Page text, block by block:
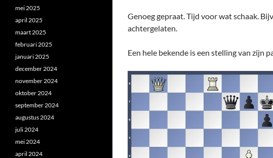
Genoeg gepraat. Tijd voor wat schaak.
achtergelaten.
Een hele bekende is een stelling van zijn
mei 2025
april 2025
maart 2025
februari 2025
januari 2025
december 2024
november 2024
oktober 2024
september 2024
augustus 2024
juli 2024
mei 2024
april 2024